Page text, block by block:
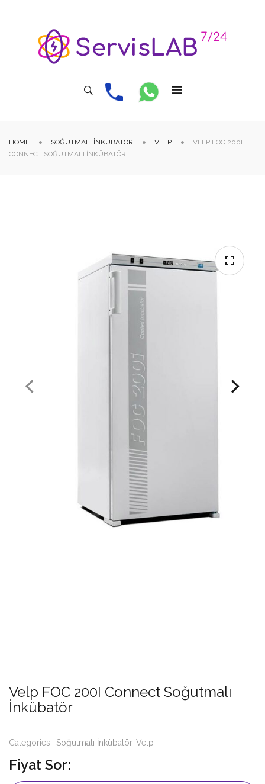
HOME SOĞUTMALI İNKÜBATÖR VELP
VELP FOC 200I
CONNECT SOĞUTMALI İNKÜBATÖR
Velp FOC 200I Connect Soğutmalı
İnkübatör
Categories: Soğutmalı İnkübatör Velp
Fiyat Sor: